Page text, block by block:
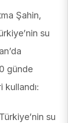
Şahin,
su
günde
kullandı:
su